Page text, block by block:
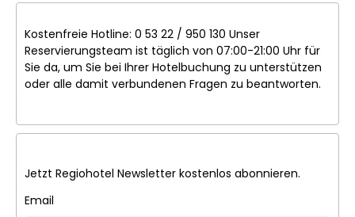
Kostenfreie Hotline: 0 53 22 / 950 130 Unser
Reservierungsteam ist täglich von 07:00-21:00 Uhr für
Sie da, um Sie bei Ihrer Hotelbuchung zu unterstützen
oder alle damit verbundenen Fragen zu beantworten.
Jetzt Regiohotel Newsletter kostenlos abonnieren.
Email